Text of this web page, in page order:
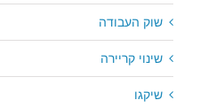
שוק העבודה
שינוי קריירה
שיקגו